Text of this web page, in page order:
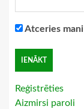
Atceries mani
Reģistrēties
Aizmirsi paroli